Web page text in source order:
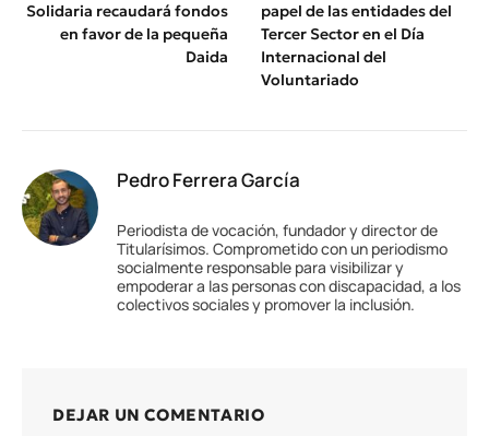
Solidaria recaudará fondos
en favor de la pequeña
Daida
papel de las entidades del
Tercer Sector en el Día
Internacional del
Voluntariado
Pedro Ferrera García
Periodista de vocación, fundador y director de
Titularísimos. Comprometido con un periodismo
socialmente responsable para visibilizar y
empoderar a las personas con discapacidad, a los
colectivos sociales y promover la inclusión.
DEJAR UN COMENTARIO